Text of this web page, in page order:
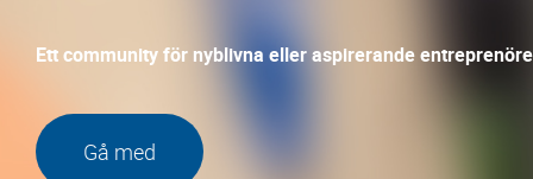
Ett community för nyblivna eller aspirerande
Gå med